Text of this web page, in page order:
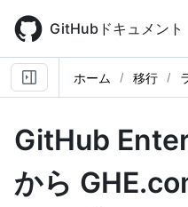
main
content
GitHubドキュメント
ホーム 移行
GitHub
から